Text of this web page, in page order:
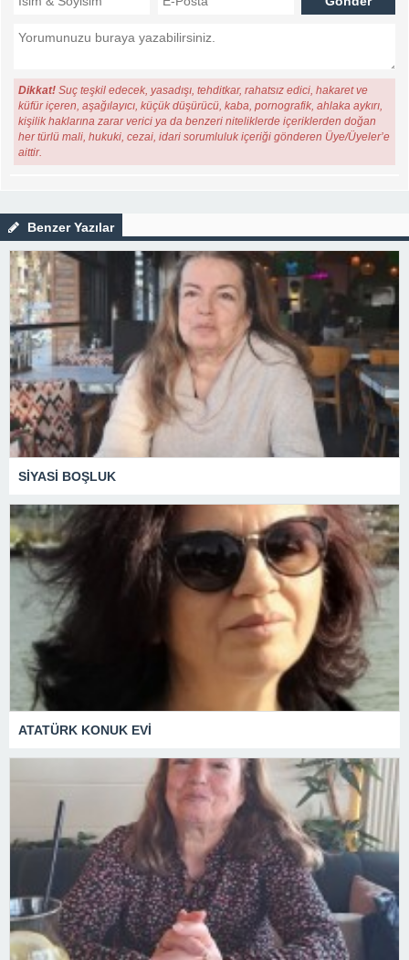
Dikkat! Suç teşkil edecek, yasadışı, tehditkar, rahatsız edici, hakaret ve
küfür içeren, aşağılayıcı, küçük düşürücü, kaba, pornografik, ahlaka aykırı,
kişilik haklarına zarar verici ya da benzeri niteliklerde içeriklerden doğan
her türlü mali, hukuki, cezai, idari sorumluluk içeriği gönderen Üye/Üyeler’e
aittir.
Benzer Yazılar
SİYASİ BOŞLUK
ATATÜRK KONUK EVİ